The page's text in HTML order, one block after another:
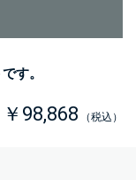
す。
￥98,868 （税込）